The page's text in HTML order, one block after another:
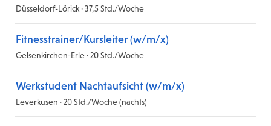
Düsseldorf-Lörick · 37,5 Std./Woche
Fitnesstrainer/Kursleiter (w/m/x)
Gelsenkirchen-Erle · 20 Std./Woche
Werkstudent Nachtaufsicht (w/m/x)
Leverkusen · 20 Std./Woche (nachts)